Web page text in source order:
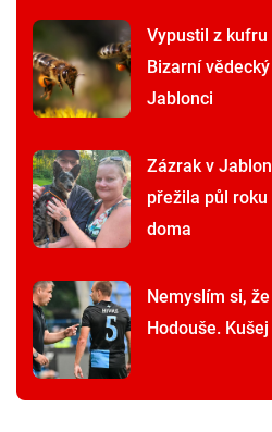
Vypustil z
Bizarní
Jablonci
Zázrak v
přežila půl
doma
Nemyslím si,
Hodouše.